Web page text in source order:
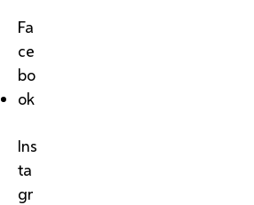
Fa
ce
bo
ok
Ins
ta
gr